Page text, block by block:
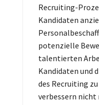
Recruiting-
Kandidaten
potenzielle
talentierten
Kandidaten und
des Recruiting
verbessern nicht